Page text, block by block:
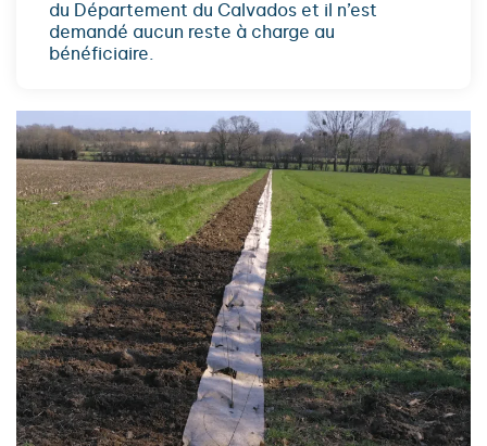
du Département du Calvados et il n’est
demandé aucun reste à charge au
bénéficiaire.